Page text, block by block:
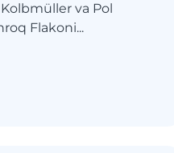
va Pol
Flakoni...